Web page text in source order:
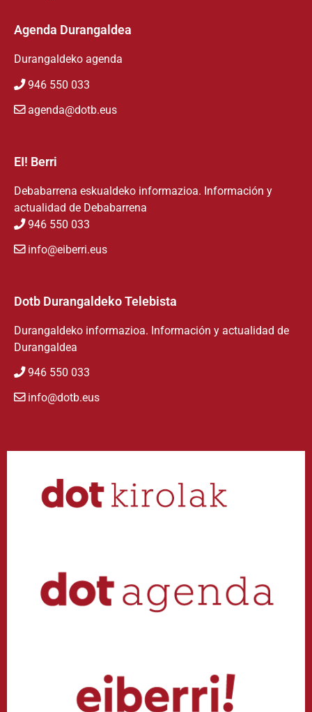
Agenda Durangaldea
Durangaldeko agenda
946 550 033
agenda@dotb.eus
EI! Berri
Debabarrena eskualdeko informazioa. Información y
actualidad de Debabarrena
946 550 033
info@eiberri.eus
Dotb Durangaldeko Telebista
Durangaldeko informazioa. Información y actualidad de
Durangaldea
946 550 033
info@dotb.eus